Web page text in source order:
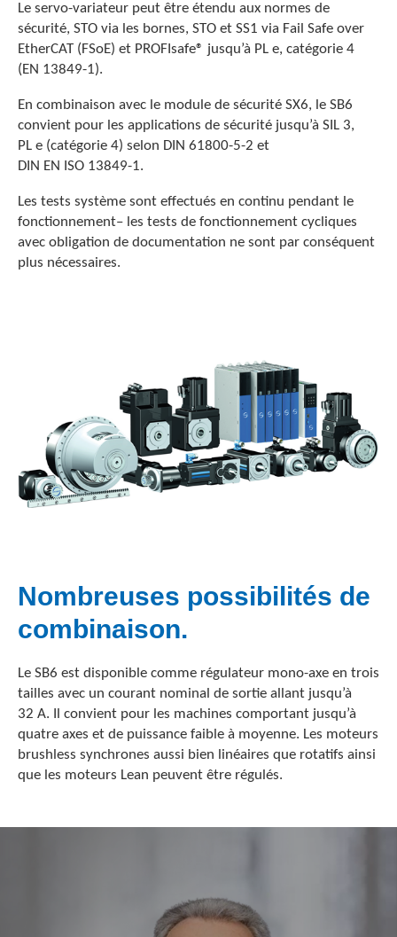
Le servo-variateur peut être étendu aux normes de
sécurité, STO via les bornes, STO et SS1 via Fail Safe over
EtherCAT (FSoE) et PROFIsafe® jusqu’à PL e, catégorie 4
(EN 13849-1).
En combinaison avec le module de sécurité SX6, le SB6
convient pour les applications de sécurité jusqu’à SIL 3,
PL e (catégorie 4) selon DIN 61800-5-2 et
DIN EN ISO 13849-1.
Les tests système sont effectués en continu pendant le
fonctionnement– les tests de fonctionnement cycliques
avec obligation de documentation ne sont par conséquent
plus nécessaires.
Nombreuses possibilités de
combinaison.
Le SB6 est disponible comme régulateur mono-axe en trois
tailles avec un courant nominal de sortie allant jusqu’à
32 A. Il convient pour les machines comportant jusqu’à
quatre axes et de puissance faible à moyenne. Les moteurs
brushless synchrones aussi bien linéaires que rotatifs ainsi
que les moteurs Lean peuvent être régulés.